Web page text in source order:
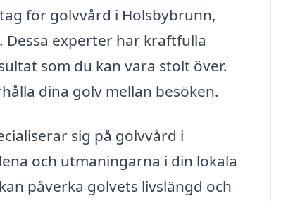
för golvvård i Holsbybrunn,
experter har kraftfulla
som du kan vara stolt över.
dina golv mellan besöken.
sig på golvvård i
och utmaningarna i din lokala
påverka golvets livslängd och